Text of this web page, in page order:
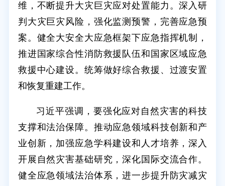
维，不断提升大灾巨灾应对处置能力。深入研
判大灾巨灾风险，强化监测预警，完善应急预
案。健全大安全大应急框架下应急指挥机制，
推进国家综合性消防救援队伍和国家区域应急
救援中心建设。统筹做好综合救援、过渡安置
和恢复重建工作。
习近平强调，要强化应对自然灾害的科技
支撑和法治保障。推动应急领域科技创新和产
业创新，加强应急学科建设和人才培养，深入
开展自然灾害基础研究，深化国际交流合作。
健全应急领域法治体系，进一步提升防灾减灾